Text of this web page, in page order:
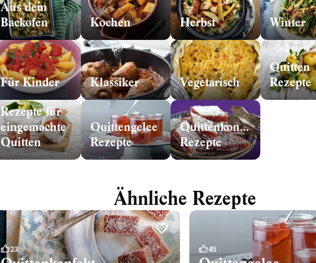
Aus dem
Backofen
Kochen Herbst Winter
Für Kinder Klassiker Vegetarisch
Quitten
Rezepte
Rezepte für
eingemachte
Quitten
Quittengelee
Rezepte
Quittenkonfekt
Rezepte
Ähnliche Rezepte
23 45